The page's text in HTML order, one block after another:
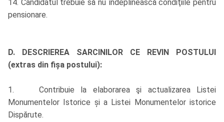
14. Candidatul trebuie să nu îndeplinească condiţiile pentru
pensionare.
D. DESCRIEREA SARCINILOR CE REVIN POSTULUI
(extras din fișa postului):
1. Contribuie la elaborarea şi actualizarea Listei
Monumentelor Istorice și a Listei Monumentelor istorice
Dispărute.